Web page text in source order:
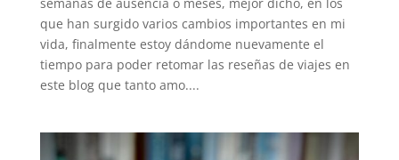
que han surgido varios cambios importantes en mi
vida, finalmente estoy dándome nuevamente el
tiempo para poder retomar las reseñas de viajes en
este blog que tanto amo....